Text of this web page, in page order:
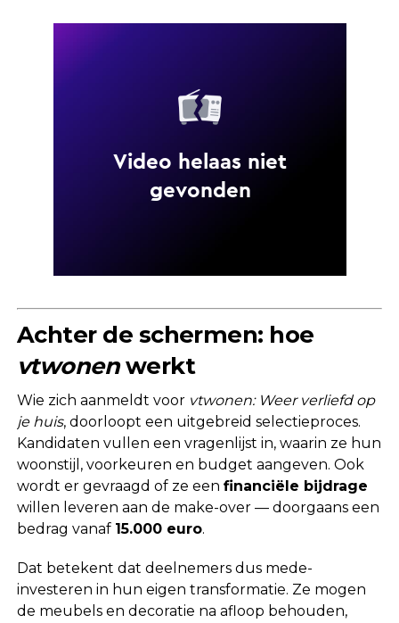
Achter de schermen: hoe
vtwonenwerkt
Wie zich aanmeldt voor vtwonen: Weer verliefd op
je huis, doorloopt een uitgebreid selectieproces.
Kandidaten vullen een vragenlijst in, waarin ze hun
woonstijl, voorkeuren en budget aangeven. Ook
wordt er gevraagd of ze een financiële bijdrage
willen leveren aan de make-over — doorgaans een
bedrag vanaf 15.000 euro.
Dat betekent dat deelnemers dus mede-
investeren in hun eigen transformatie. Ze mogen
de meubels en decoratie na afloop behouden,